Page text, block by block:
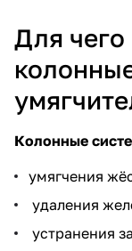
Для чего
Колонные
умягчения
удаления
устранения